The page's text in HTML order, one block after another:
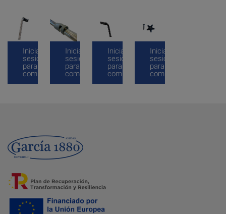
Inicia
sesión
para
comprar
Inicia
sesión
para
comprar
Inicia
sesión
para
comprar
Inicia
sesión
para
comprar